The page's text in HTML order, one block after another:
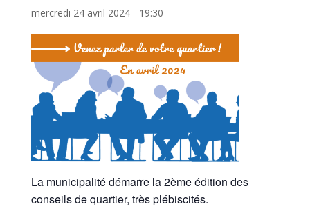
mercredi 24 avril 2024 - 19:30
La municipalité démarre la 2ème édition des
conseils de quartier, très plébiscités.